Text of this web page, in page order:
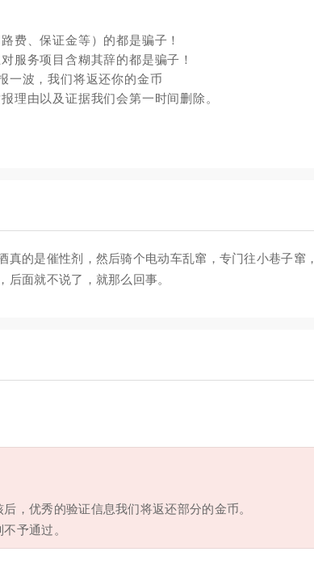
费、保证金等）的都是骗子！
服务项目含糊其辞的都是骗子！
一波，我们将返还你的金币
理由以及证据我们会第一时间删除。
的是催性剂，然后骑个电动车乱窜，专门往小巷子窜，
面就不说了，就那么回事。
，优秀的验证信息我们将返还部分的金币。
予通过。